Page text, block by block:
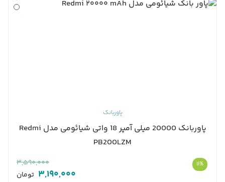
پاوربانک
پاوربانک 20000 میلی آمپر 18 واتی شیائومی مدل Redmi
PB200LZM
3,590,000 11%
3,190,000 تومان